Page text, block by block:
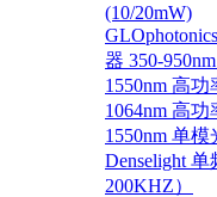
(10/20mW)
器 350-
1550nm 高
1064nm 高
1550nm 单
Denselight
200KHZ）